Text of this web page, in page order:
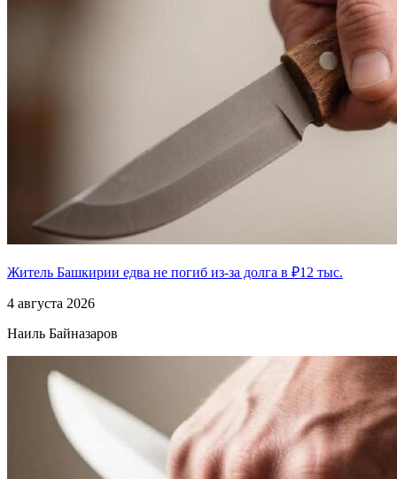
Житель Башкирии едва не погиб из-за долга в ₽12 тыс.
4 августа 2026
Наиль Байназаров